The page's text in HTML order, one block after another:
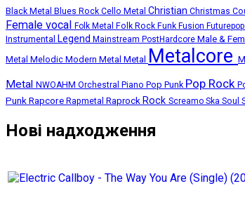
Black Metal Blues Rock Cello Metal Christian Christmas
Female vocal Folk Metal Folk Rock Funk Fusion Futurepop
Instrumental Legend Mainstream PostHardcore Male &
Metal Melodic Modern Metal Metal Metalcore
Metal
NWOAHM Orchestral Piano Pop Punk Pop Rock
PunkRapcore Rapmetal Raprock Rock Screamo Ska Soul
Нові надходження